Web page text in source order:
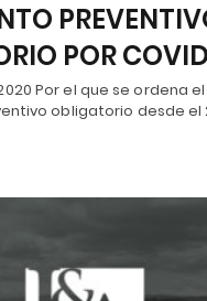
POR
2020 Por el que se ordena el
obligatorio desde el